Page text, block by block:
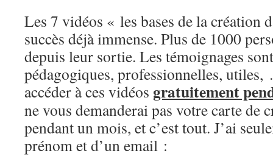
Les 7 vidéos « les bases de la création
succès déjà immense. Plus de 1000
depuis leur sortie. Les témoignages
pédagogiques, professionnelles,
accéder à ces vidéos gratuitement
ne vous demanderai pas votre carte de
pendant un mois, et c’est tout. J’ai
prénom et d’un email :